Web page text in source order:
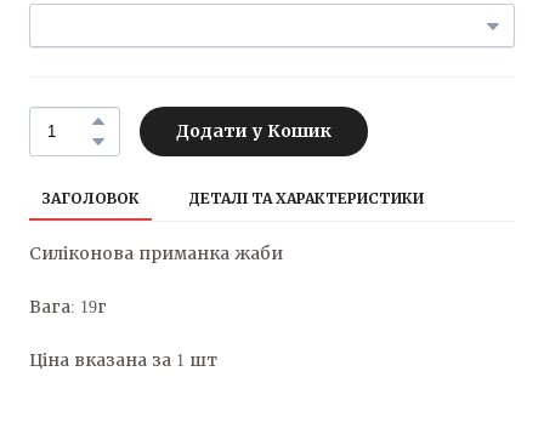
Додати у Кошик
ЗАГОЛОВОК ДЕТАЛІ ТА ХАРАКТЕРИСТИКИ
Силіконова приманка жаби
Вага: 19г
Ціна вказана за 1 шт